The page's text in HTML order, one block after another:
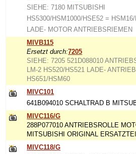
SIEHE: 7180 MITSUBISHI
HS5300/HSM1000/HSE52 =
LADE- MOTOR ANTRIEBSRIEMEN
MIVB115
Ersetzt durch:7205
SIEHE: 7205 521D088010
LM-2 HS520/HS521 LADE-
HS651/HSM60
MIVC101
641B094010 SCHALTRAD B
MIVC116/G
288P077010 ANTRIEBSROLLE
MITSUBISHI ORIGINAL
MIVC118/G